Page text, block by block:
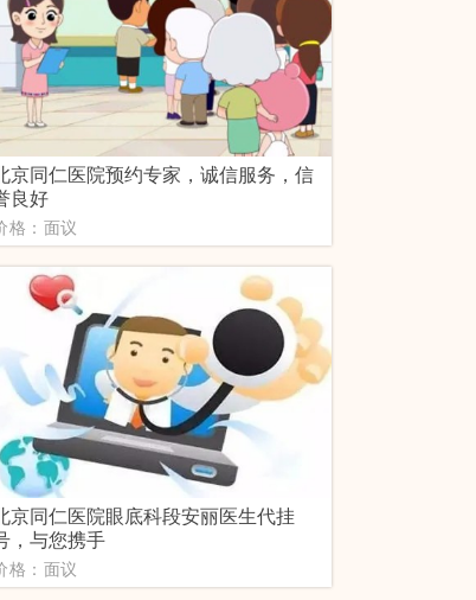
京同仁医院预约专家，诚信服务，信
良好
格：面议
京同仁医院眼底科段安丽医生代挂
，与您携手
格：面议